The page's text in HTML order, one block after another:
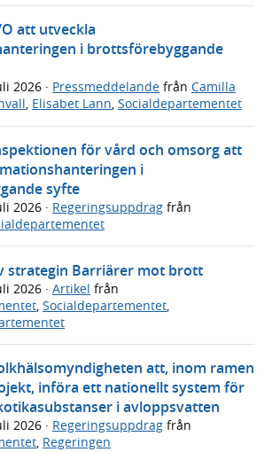
att utveckla
i brottsförebyggande
2026 · Pressmeddelande från Camilla
, Elisabet Lann, Socialdepartementet
för vård och omsorg att
i
syfte
2026 · Regeringsuppdrag från
strategin Barriärer mot brott
2026 · Artikel från
Socialdepartementet
att, inom ramen
införa ett nationellt system för
i avloppsvatten
2026 · Regeringsuppdrag från
, Regeringen